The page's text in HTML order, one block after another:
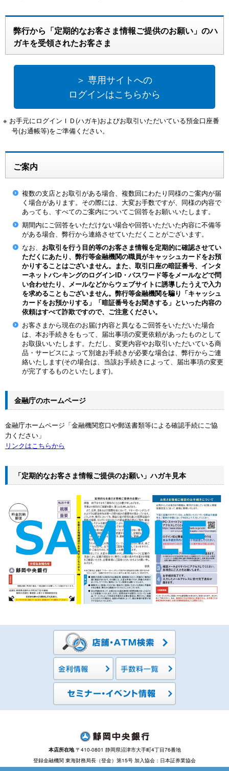
弊行から「定期的なお客さま情報ご提供のお願い」のハ
ガキを受領されたお客さま
＞ 専用サイトへの
ログインはこちらから
※ お手元にログインＩＤ(ハガキ)およびお取引いただいている預金口座番
号(お通帳等)をご準備ください。
ご案内
複数の支店とお取引がある場合、複数回にわたり同様のご案内が届
く場合があります。その際には、大変お手数ですが、同様の内容で
あっても、すべてのご案内についてご回答をお願いいたします。
期間内にご回答をいただけない場合や回答いただいた内容に不備等
がある場合、弊行から連絡させていただくことがございます。
なお、 お取引を行う目的等のお客さま情報を定期的に確認させてい
ただくにあたり、弊行等金融機関の職員がキャッシュカードをお預
かりすることはございません。また、取引口座の暗証番号、インタ
ーネットバンキングのログインID・パスワード等をメールなどで問
い合わせたり、メールなどからウェブサイトに誘導したうえで入力
を求めることもございません。弊行等金融機関を騙り「キャッシュ
カードをお預かりする」「暗証番号をお聞きする」といった内容の
依頼はすべて詐欺ですので、ご注意ください。
お客さまから現在のお届け内容と異なるご回答をいただいた場合
は、本お手続きをもって、届出事項の変更依頼があったものとして
お取扱いいたします。ただし、変更内容やお取引いただいている商
品・サービスによって別途お手続きが必要な場合は、弊行からご連
絡いたします(その場合は、当該お手続きによって、届出事項の変更
が完了するものといたします)。
金融庁のホームページ
金融庁ホームページ「金融機関窓口や郵送書類等による確認手続にご協
力ください」
リンクはこちらから
「定期的なお客さま情報ご提供のお願い」ハガキ見本
本店所在地 〒410-0801 静岡県沼津市大手町4丁目76番地
登録金融機関 東海財務局長（登金）第15号 加入協会：日本証券業協会